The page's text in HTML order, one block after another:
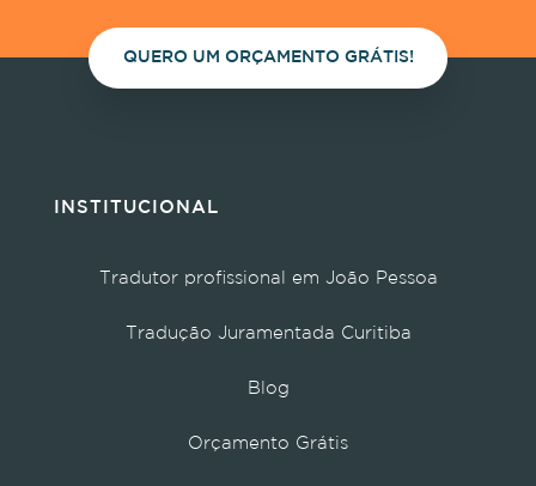
QUERO UM ORÇAMENTO GRÁTIS!
INSTITUCIONAL
Tradutor profissional em João Pessoa
Tradução Juramentada Curitiba
Blog
Orçamento Grátis